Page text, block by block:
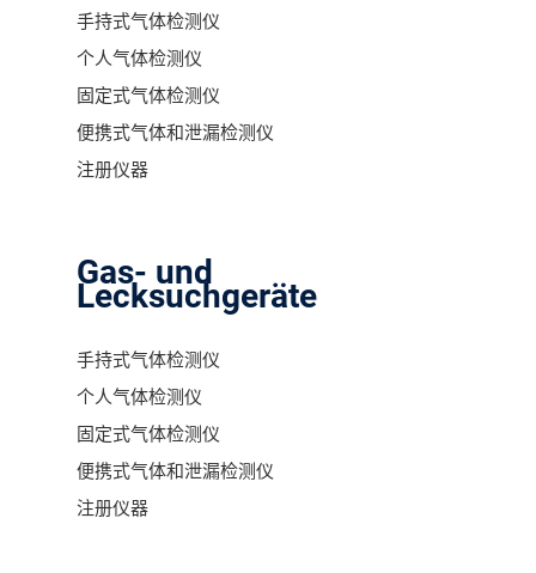
手持式气体检测仪
个人气体检测仪
固定式气体检测仪
便携式气体和泄漏检测仪
注册仪器
Gas- und
Lecksuchgeräte
手持式气体检测仪
个人气体检测仪
固定式气体检测仪
便携式气体和泄漏检测仪
注册仪器